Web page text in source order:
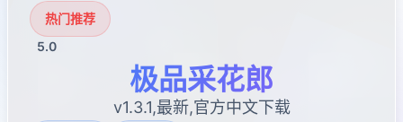
热门推荐
5.0
极品采花郎
v1.3.1,最新,官方中文下载